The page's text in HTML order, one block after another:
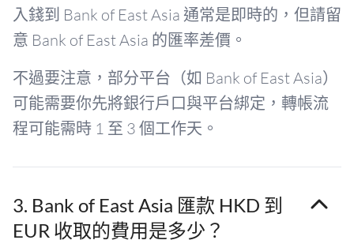
入錢到 Bank of East Asia 通常是即時的，但請留
意 Bank of East Asia 的匯率差價。
不過要注意，部分平台（如 Bank of East Asia）
可能需要你先將銀行戶口與平台綁定，轉帳流
程可能需時 1 至 3 個工作天。
3. Bank of East Asia 匯款 HKD 到
EUR 收取的費用是多少？